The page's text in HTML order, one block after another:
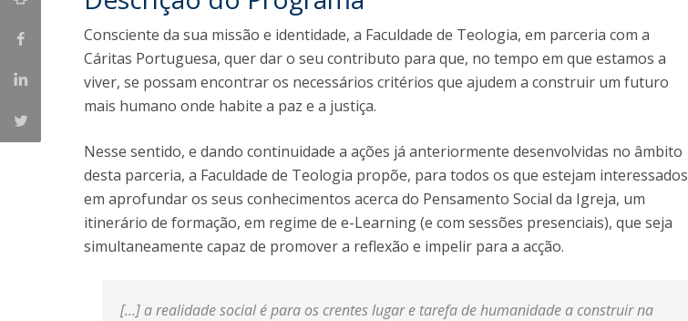
Consciente da sua missão e identidade, a Faculdade de Teologia, em parceria com a
Cáritas Portuguesa, quer dar o seu contributo para que, no tempo em que estamos a
viver, se possam encontrar os necessários critérios que ajudem a construir um futuro
mais humano onde habite a paz e a justiça.
Nesse sentido, e dando continuidade a ações já anteriormente desenvolvidas no âmbito
desta parceria, a Faculdade de Teologia propõe, para todos os que estejam interessados
em aprofundar os seus conhecimentos acerca do Pensamento Social da Igreja, um
itinerário de formação, em regime de e-Learning (e com sessões presenciais), que seja
simultaneamente capaz de promover a reflexão e impelir para a acção.
[…] a realidade social é para os crentes lugar e tarefa de humanidade a construir na